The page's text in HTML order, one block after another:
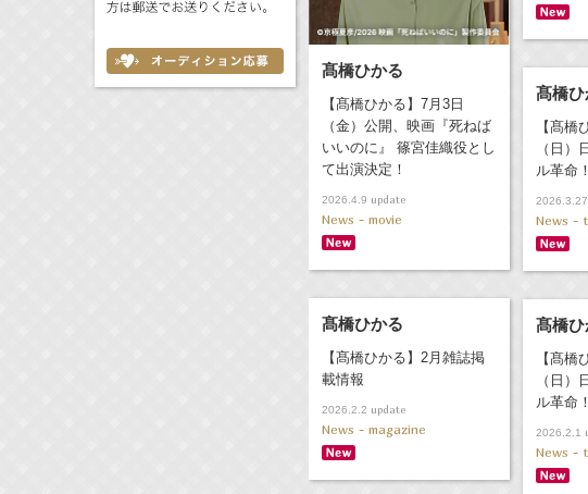
髙橋ひかる
【髙橋ひかる】7月3日
（金）公開、映画『死ねば
いいのに』 篠宮佳織役とし
て出演決定！
2026.4.9 update
News - movie
髙橋ひ
【髙橋
（日）
ル革命
2026.3.27
News -
髙橋ひかる
【髙橋ひかる】2月雑誌掲
載情報
2026.2.2 update
News - magazine
髙橋ひ
【髙橋
（日）
ル革命
2026.2.1
News -